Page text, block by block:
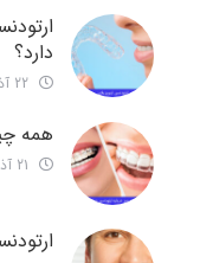
دارد؟
همه